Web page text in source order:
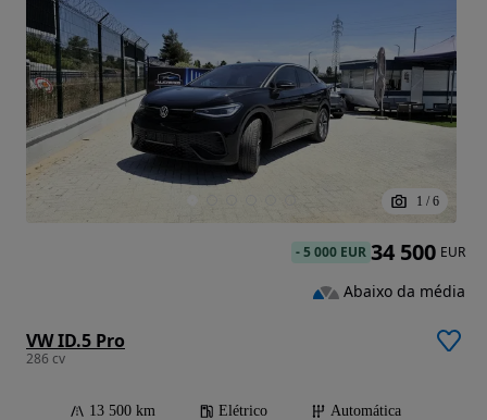
1 / 6
VW ID.5 Pro
286 cv
13 500 km Elétrico
Automática
-5 000 EUR 34 500 EUR
Abaixo da média